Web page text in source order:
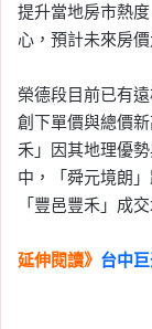
提升當地房市熱
心，預計未來房
榮德段目前已有
創下單價與總價
禾」因其地理優
中，「舜元境朗
「豐邑豐禾」成
延伸閱讀》 台中